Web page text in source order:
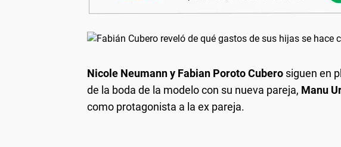
Nicole Neumann y Fabian Poroto Cubero siguen en
de la boda de la modelo con su nueva pareja, Manu
como protagonista a la ex pareja.